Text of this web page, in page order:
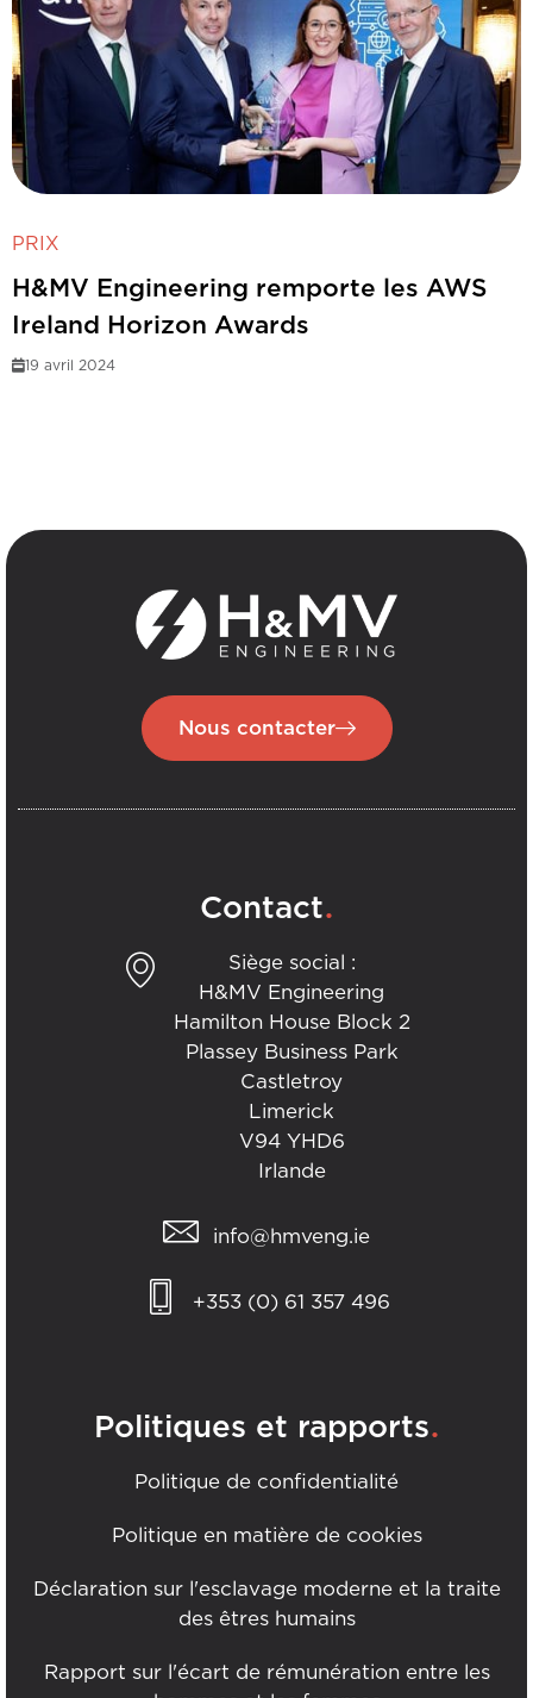
PRIX
H&MV Engineering remporte les AWS
Ireland Horizon Awards
19 avril 2024
Nous contacter
Contact.
Siège social :
H&MV Engineering
Hamilton House Block 2
Plassey Business Park
Castletroy
Limerick
V94 YHD6
Irlande
info@hmveng.ie
+353 (0) 61 357 496
Politiques et rapports.
Politique de confidentialité
Politique en matière de cookies
Déclaration sur l'esclavage moderne et la traite
des êtres humains
Rapport sur l'écart de rémunération entre les